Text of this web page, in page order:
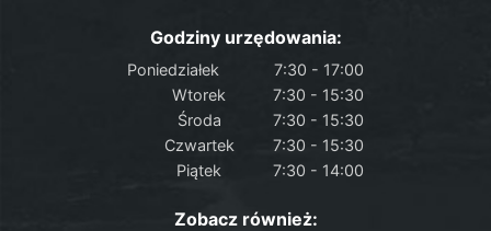
Godziny urzędowania:
Poniedziałek
7:30 - 17:00
Wtorek
7:30 - 15:30
Środa
7:30 - 15:30
Czwartek
7:30 - 15:30
Piątek
7:30 - 14:00
Zobacz również: